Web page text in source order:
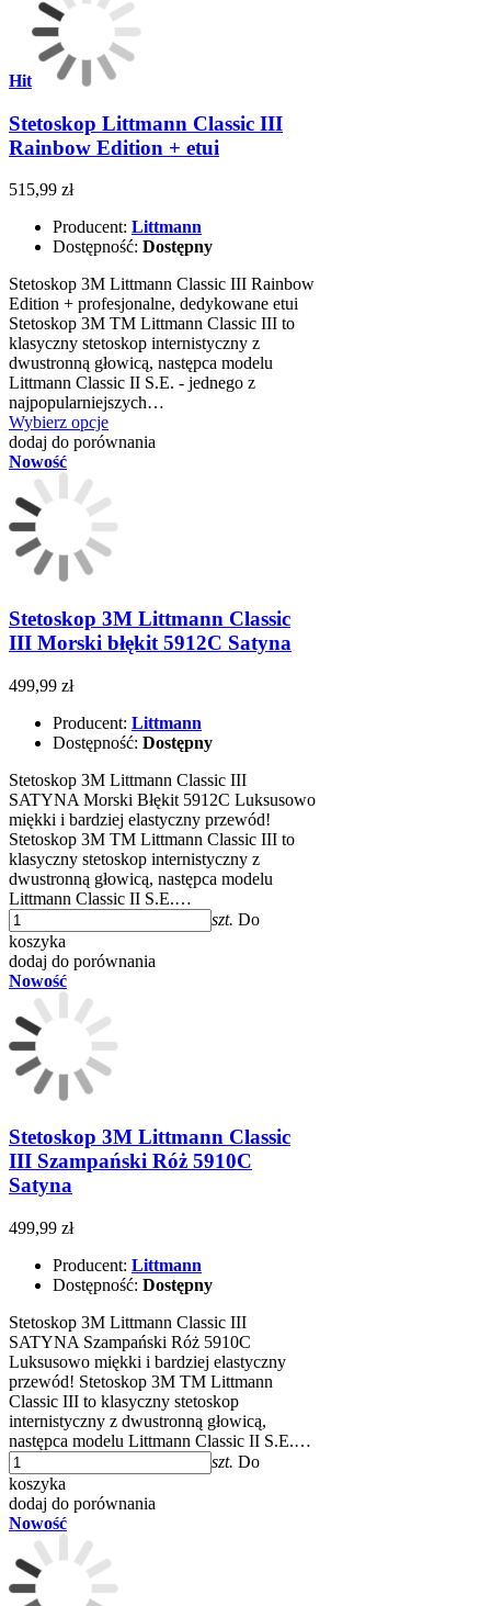
Hit
Stetoskop Littmann Classic III
Rainbow Edition + etui
515,99 zł
Producent: Littmann
Dostępność: Dostępny
Stetoskop 3M Littmann Classic III Rainbow
Edition + profesjonalne, dedykowane etui
Stetoskop 3M TM Littmann Classic III to
klasyczny stetoskop internistyczny z
dwustronną głowicą, następca modelu
Littmann Classic II S.E. - jednego z
najpopularniejszych…
Wybierz opcje
dodaj do porównania
Nowość
Stetoskop 3M Littmann Classic
III Morski błękit 5912C Satyna
499,99 zł
Producent: Littmann
Dostępność: Dostępny
Stetoskop 3M Littmann Classic III
SATYNA Morski Błękit 5912C Luksusowo
miękki i bardziej elastyczny przewód!
Stetoskop 3M TM Littmann Classic III to
klasyczny stetoskop internistyczny z
dwustronną głowicą, następca modelu
Littmann Classic II S.E.…
szt. Do
koszyka
dodaj do porównania
Nowość
Stetoskop 3M Littmann Classic
III Szampański Róż 5910C
Satyna
499,99 zł
Producent: Littmann
Dostępność: Dostępny
Stetoskop 3M Littmann Classic III
SATYNA Szampański Róż 5910C
Luksusowo miękki i bardziej elastyczny
przewód! Stetoskop 3M TM Littmann
Classic III to klasyczny stetoskop
internistyczny z dwustronną głowicą,
następca modelu Littmann Classic II S.E.…
szt. Do
koszyka
dodaj do porównania
Nowość